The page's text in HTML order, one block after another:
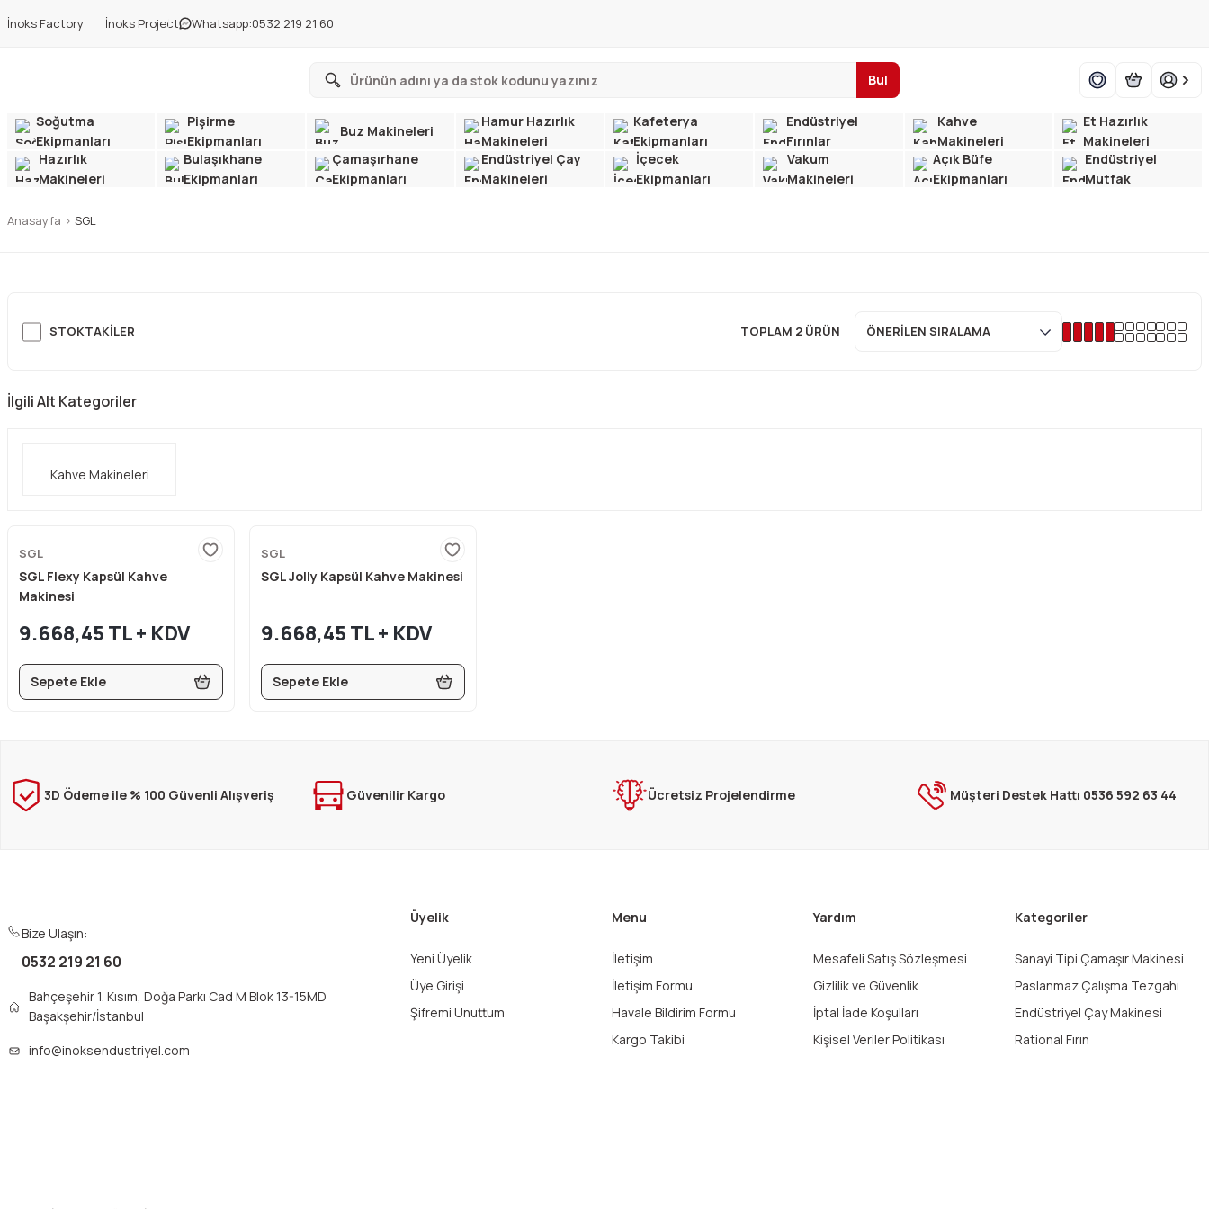
İnoks Factory İnoks Project Whatsapp:0532 219 21 60
Bul
Soğutma
Ekipmanları
Pişirme
Ekipmanları
Buz Makineleri
Hamur Hazırlık
Makineleri
Kafeterya
Ekipmanları
Endüstriyel
Fırınlar
Kahve
Makineleri
Et Hazırlık
Makineleri
Hazırlık
Makineleri
Bulaşıkhane
Ekipmanları
Çamaşırhane
Ekipmanları
Endüstriyel Çay
Makineleri
İçecek
Ekipmanları
Vakum
Makineleri
Açık Büfe
Ekipmanları
Endüstriyel
Mutfak
Anasayfa SGL
STOKTAKILER TOPLAM 2 ÜRÜN
İlgili Alt Kategoriler
Kahve Makineleri
SGL
SGL Flexy Kapsül Kahve
Makinesi
9.668,45 TL + KDV
Sepete Ekle
SGL
SGL Jolly Kapsül Kahve Makinesi
9.668,45 TL + KDV
Sepete Ekle
3D Ödeme ile % 100 Güvenli Alışveriş Güvenilir Kargo Ücretsiz Projelendirme Müşteri Destek Hattı 0536 592 63 44
Bize Ulaşın:
0532 219 21 60
Bahçeşehir 1. Kısım, Doğa Parkı Cad M Blok 13-15MD
Başakşehir/İstanbul
info@inoksendustriyel.com
Üyelik
Yeni Üyelik
Üye Girişi
Şifremi Unuttum
Menu
İletişim
İletişim Formu
Havale Bildirim Formu
Kargo Takibi
Yardım
Mesafeli Satış Sözleşmesi
Gizlilik ve Güvenlik
İptal İade Koşulları
Kişisel Veriler Politikası
Kategoriler
Sanayi Tipi Çamaşır Makinesi
Paslanmaz Çalışma Tezgahı
Endüstriyel Çay Makinesi
Rational Fırın